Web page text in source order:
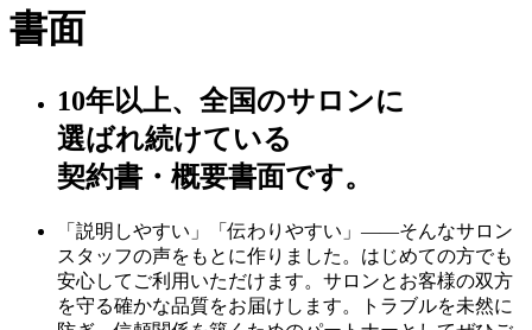
書面
10年以上、全国のサロンに
選ばれ続けている
契約書・概要書面です。
「説明しやすい」「伝わりやすい」——そんなサロン
スタッフの声をもとに作りました。はじめての方でも
安心してご利用いただけます。サロンとお客様の双方
を守る確かな品質をお届けします。トラブルを未然に